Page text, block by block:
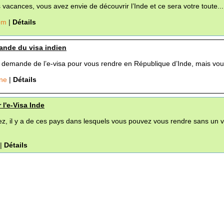
vous avez envie de découvrir l’Inde et ce sera votre toute...
| Détails
du visa indien
de l’e-visa pour vous rendre en République d’Inde, mais
| Détails
l'e-Visa Inde
il y a de ces pays dans lesquels vous pouvez vous rendre sans un
| Détails